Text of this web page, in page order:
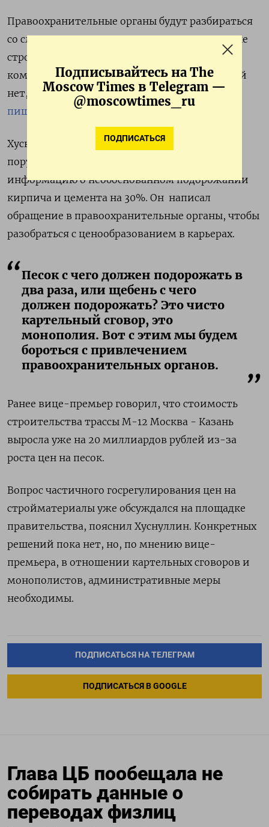
Подписывайтесь на The
Moscow Times в Telegram —
@moscowtimes_ru
ПОДПИСАТЬСЯ
Правоохранительные органы будут разбираться
со случаями повышения цен на отечественные
стройматериалы без импортных
компонентов. Для их подорожания оснований
нет, заявил вице-премьер Марат Хуснуллин,
пишет
РИА «Новости».
Хуснуллин заявил, в частности, что дал
поручение по всем регионам собрать
информацию о необоснованном подорожании
кирпича и цемента на 30%. Он написал
обращение в правоохранительные органы, чтобы
разобраться с ценообразованием в карьерах.
Песок с чего должен подорожать в
два раза, или щебень с чего
должен подорожать? Это чисто
картельный сговор, это
монополия. Вот с этим мы будем
бороться с привлечением
правоохранительных органов.
Ранее вице-премьер говорил, что стоимость
строительства трассы М-12 Москва - Казань
выросла уже на 20 миллиардов рублей из-за
роста цен на песок.
Вопрос частичного госрегулирования цен на
стройматериалы уже обсуждался на площадке
правительства, пояснил Хуснуллин. Конкретных
решений пока нет, но, по мнению вице-
премьера, в отношении картельных сговоров и
монополистов, административные меры
необходимы.
ПОДПИСАТЬСЯ НА ТЕЛЕГРАМ
ПОДПИСАТЬСЯ В GOOGLE
Глава ЦБ пообещала не
собирать данные о
переводах физлиц